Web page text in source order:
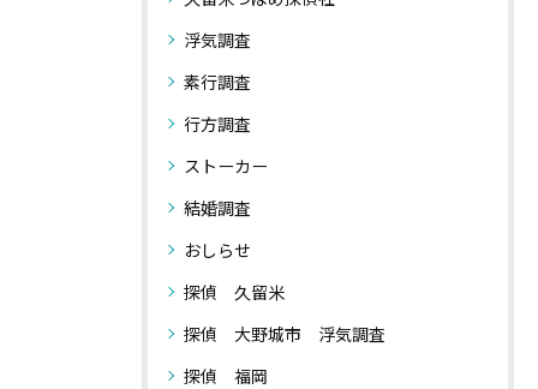
浮気調査
素行調査
行方調査
ストーカー
結婚調査
おしらせ
探偵 久留米
探偵 大野城市 浮気調査
探偵 福岡